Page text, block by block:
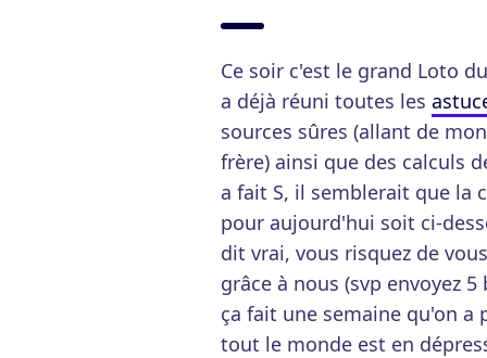
Ce soir c'est le grand Loto
a déjà réuni toutes les
sources sûres (allant de
frère) ainsi que des calculs
a fait S, il semblerait que la
pour aujourd'hui soit ci-
dit vrai, vous risquez de
grâce à nous (svp envoyez
ça fait une semaine qu'on a
tout le monde est en